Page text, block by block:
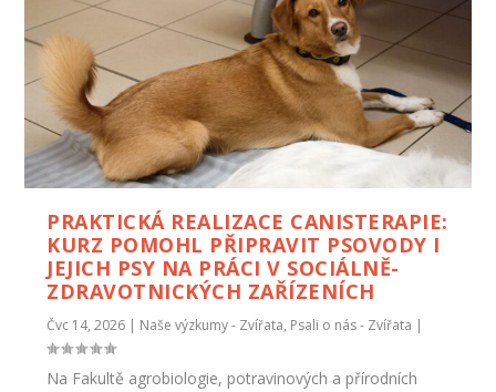
PRAKTICKÁ REALIZACE CANISTERAPIE:
KURZ POMOHL PŘIPRAVIT PSOVODY I
JEJICH PSY NA PRÁCI V SOCIÁLNĚ-
ZDRAVOTNICKÝCH ZAŘÍZENÍCH
Čvc 14, 2026 | Naše výzkumy - Zvířata, Psali o nás - Zvířata |
Na Fakultě agrobiologie, potravinových a přírodních